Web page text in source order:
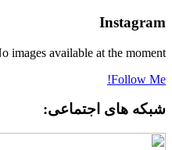
No images available at the
Follow
های اجتماعی: